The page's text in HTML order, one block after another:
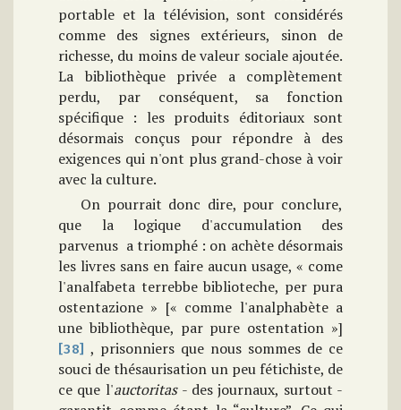
portable et la télévision, sont considérés
comme des signes extérieurs, sinon de
richesse, du moins de valeur sociale ajoutée.
La bibliothèque privée a complètement
perdu, par conséquent, sa fonction
spécifique : les produits éditoriaux sont
désormais conçus pour répondre à des
exigences qui n'ont plus grand-chose à voir
avec la culture.
On pourrait donc dire, pour conclure,
que la logique d'accumulation des
parvenus a triomphé : on achète désormais
les livres sans en faire aucun usage, « come
l'analfabeta terrebbe biblioteche, per pura
ostentazione » [« comme l'analphabète a
une bibliothèque, par pure ostentation »]
[38] , prisonniers que nous sommes de ce
souci de thésaurisation un peu fétichiste, de
ce que l'auctoritas - des journaux, surtout -